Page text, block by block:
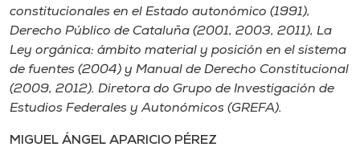
constitucionales en el Estado autonómico (1991),
Derecho Público de Cataluña (2001, 2003, 2011), La
Ley orgánica: ámbito material y posición en el sistema
de fuentes (2004) y Manual de Derecho Constitucional
(2009, 2012). Diretora do Grupo de Investigación de
Estudios Federales y Autonómicos (GREFA).
MIGUEL ÁNGEL APARICIO PÉREZ